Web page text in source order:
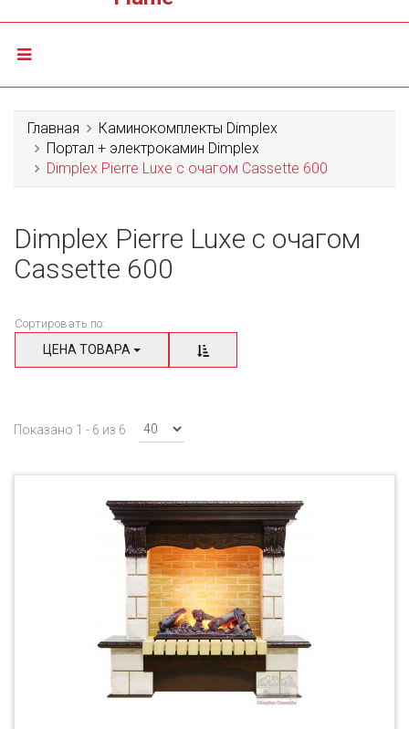
Главная
Каминокомплекты Dimplex
Портал + электрокамин Dimplex
Dimplex Pierre Luxe с очагом Cassette 600
Dimplex Pierre Luxe с очагом
Cassette 600
Сортировать по:
ЦЕНА ТОВАРА
Показано 1 - 6 из 6